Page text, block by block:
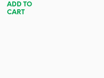
ADD TO
CART